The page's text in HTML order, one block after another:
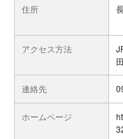
住所
アクセス方法
連絡先
ホームページ